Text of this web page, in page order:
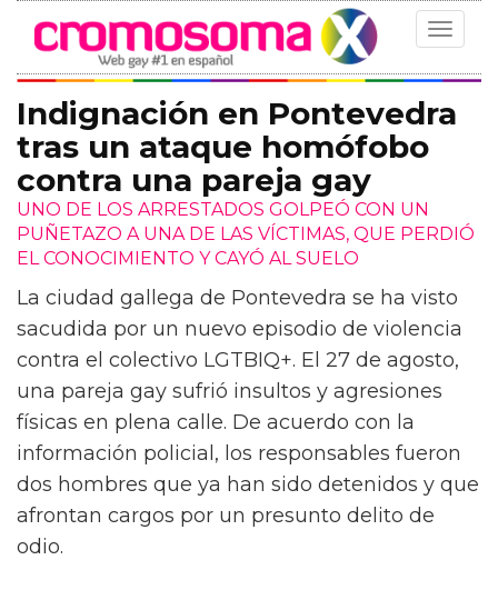
Toggle
Indignación en Pontevedra
tras un ataque homófobo
contra una pareja gay
UNO DE LOS ARRESTADOS GOLPEÓ CON UN
PUÑETAZO A UNA DE LAS VÍCTIMAS, QUE PERDIÓ
EL CONOCIMIENTO Y CAYÓ AL SUELO
La ciudad gallega de Pontevedra se ha visto
sacudida por un nuevo episodio de violencia
contra el colectivo LGTBIQ+. El 27 de agosto,
una pareja gay sufrió insultos y agresiones
físicas en plena calle. De acuerdo con la
información policial, los responsables fueron
dos hombres que ya han sido detenidos y que
afrontan cargos por un presunto delito de
odio.